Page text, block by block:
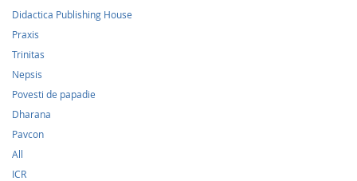
Didactica Publishing House
Praxis
Trinitas
Nepsis
Povesti de papadie
Dharana
Pavcon
All
ICR